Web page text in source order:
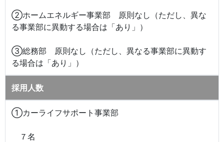
②ホームエネルギー事業部 原則なし（ただし、異な
る事業部に異動する場合は「あり」）
③総務部 原則なし（ただし、異なる事業部に異動す
る場合は「あり」）
採用人数
①カーライフサポート事業部
７名